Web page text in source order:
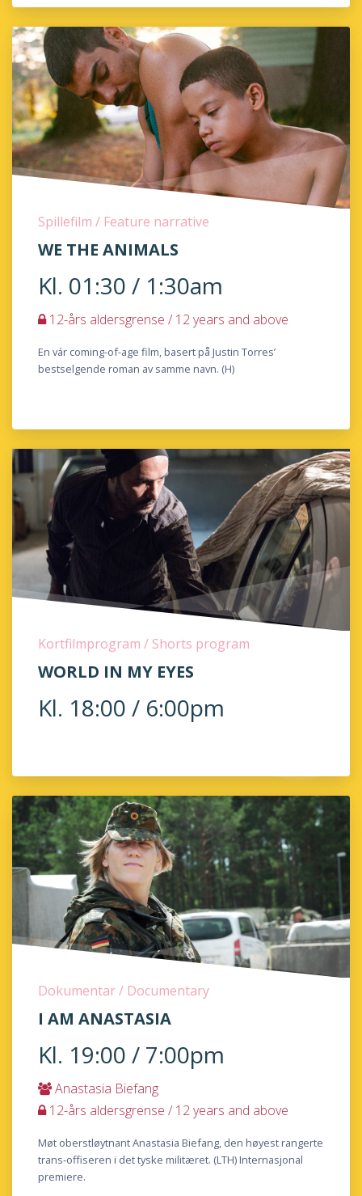
Spillefilm / Feature narrative
WE THE ANIMALS
Kl. 01:30 / 1:30am
12-års aldersgrense / 12 years and above
En vár coming-of-age film, basert på Justin Torres’
bestselgende roman av samme navn. (H)
Kortfilmprogram / Shorts program
WORLD IN MY EYES
Kl. 18:00 / 6:00pm
Dokumentar / Documentary
I AM ANASTASIA
Kl. 19:00 / 7:00pm
Anastasia Biefang
12-års aldersgrense / 12 years and above
Møt oberstløytnant Anastasia Biefang, den høyest rangerte
trans-offiseren i det tyske militæret. (LTH) Internasjonal
premiere.